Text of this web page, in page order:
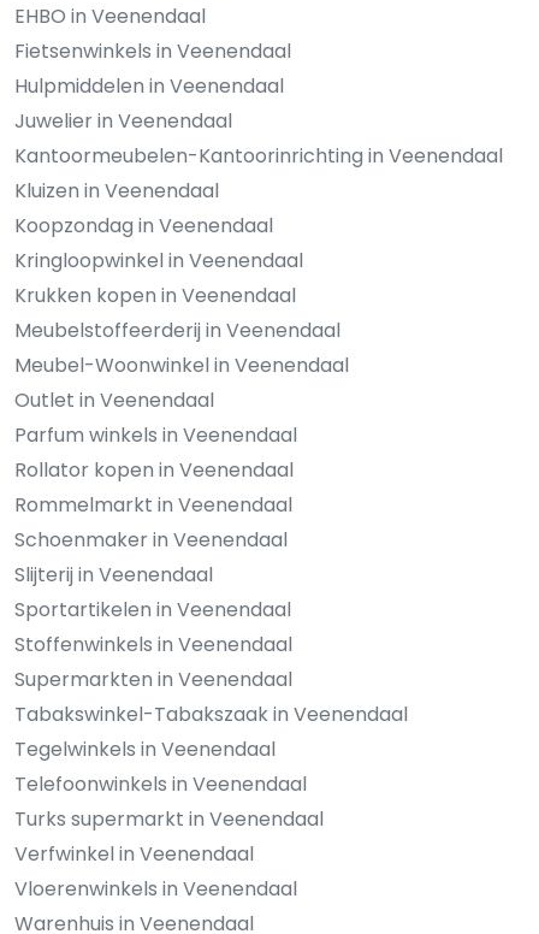
EHBO in Veenendaal
Fietsenwinkels in Veenendaal
Hulpmiddelen in Veenendaal
Juwelier in Veenendaal
Kantoormeubelen-Kantoorinrichting in Veenendaal
Kluizen in Veenendaal
Koopzondag in Veenendaal
Kringloopwinkel in Veenendaal
Krukken kopen in Veenendaal
Meubelstoffeerderij in Veenendaal
Meubel-Woonwinkel in Veenendaal
Outlet in Veenendaal
Parfum winkels in Veenendaal
Rollator kopen in Veenendaal
Rommelmarkt in Veenendaal
Schoenmaker in Veenendaal
Slijterij in Veenendaal
Sportartikelen in Veenendaal
Stoffenwinkels in Veenendaal
Supermarkten in Veenendaal
Tabakswinkel-Tabakszaak in Veenendaal
Tegelwinkels in Veenendaal
Telefoonwinkels in Veenendaal
Turks supermarkt in Veenendaal
Verfwinkel in Veenendaal
Vloerenwinkels in Veenendaal
Warenhuis in Veenendaal